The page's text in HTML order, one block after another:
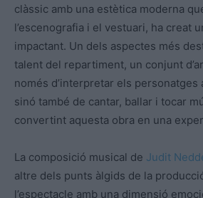
clàssic amb una estètica moderna
l’escenografia i el vestuari, ha creat
impactant. Un dels aspectes més
talent del repartiment, un conjunt
només d’interpretar els personatges
sinó també de cantar, ballar i tocar
convertint aquesta obra en una
La composició musical de Judit
altre dels punts àlgids de la
l’espectacle amb una dimensió